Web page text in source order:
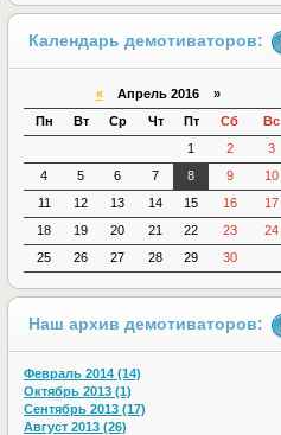
Календарь демотиваторов:
«Апрель 2016 »
Пн
Вт Ср Чт Пт Сб
Вс
1
2
3
4
5 6 7 8 9
10
11
12 13 14 15 16
17
18
19 20 21 22 23
24
25
26 27 28 29 30
Наш архив демотиваторов:
Февраль 2014 (14)
Октябрь 2013 (1)
Сентябрь 2013 (17)
Август 2013 (26)